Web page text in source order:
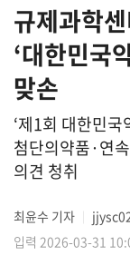
규제과학
‘대한민국
맞손
‘제1회 대한민
첨단의약품·연
의견 청취
최윤수 기자
입력 2026-03-31